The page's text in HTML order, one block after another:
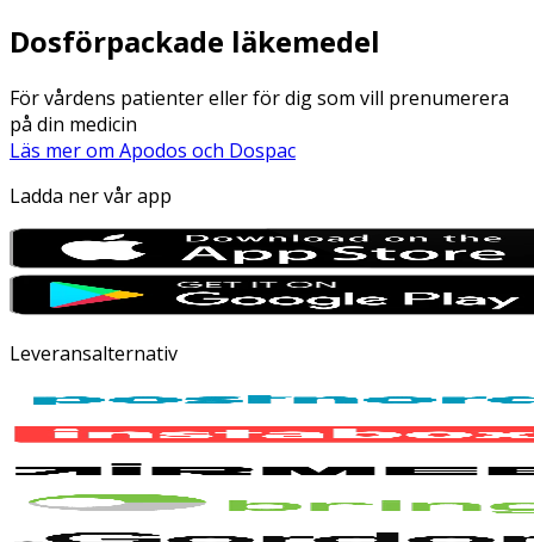
Dosförpackade läkemedel
För vårdens patienter eller för dig som vill prenumerera
på din medicin
Läs mer om Apodos och Dospac
Ladda ner vår app
Leveransalternativ